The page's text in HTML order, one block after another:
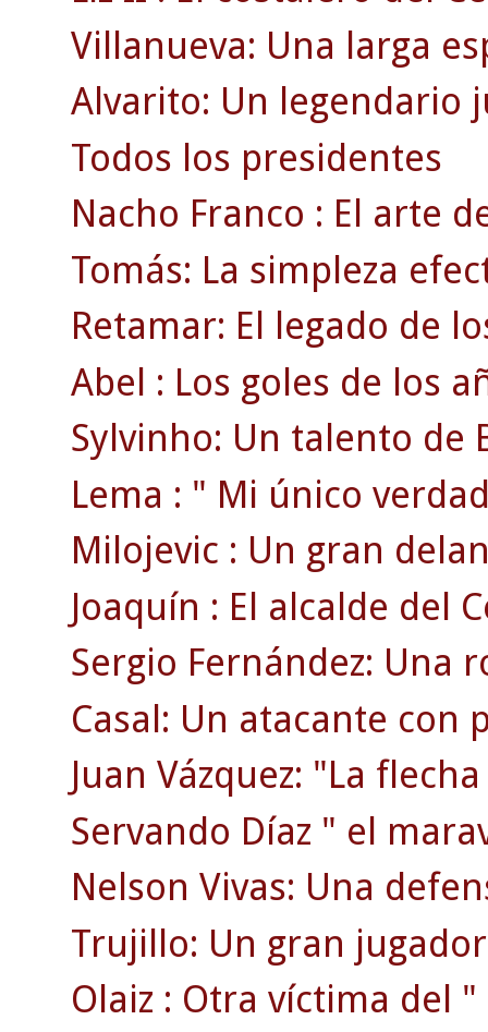
Villanueva: Una larga
Alvarito: Un legendario
Todos los presidentes
Nacho Franco : El arte
Tomás: La simpleza
Retamar: El legado de
Abel : Los goles de los
Sylvinho: Un talento de
Lema : " Mi único
Milojevic : Un gran
Joaquín : El alcalde del
Sergio Fernández: Una
Casal: Un atacante con
Juan Vázquez: "La
Servando Díaz " el
Nelson Vivas: Una
Trujillo: Un gran
Olaiz : Otra víctima del